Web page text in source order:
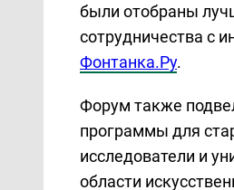
были отобраны
сотрудничества с
Фонтанка.Ру.
Форум также
программы для
исследователи и
области